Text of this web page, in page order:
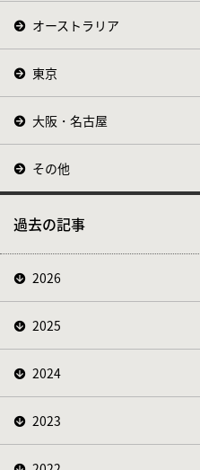
オーストラリア
東京
大阪・名古屋
その他
過去の記事
2026
2025
2024
2023